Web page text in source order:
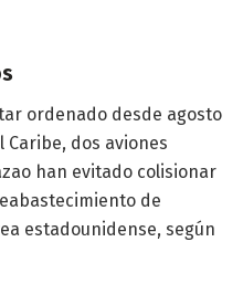
ordenado desde agosto
dos aviones
han evitado colisionar
de
estadounidense, según